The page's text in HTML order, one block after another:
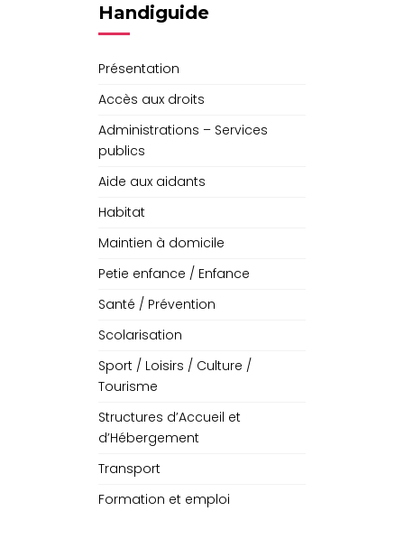
Handiguide
Présentation
Accès aux droits
Administrations – Services
publics
Aide aux aidants
Habitat
Maintien à domicile
Petie enfance / Enfance
Santé / Prévention
Scolarisation
Sport / Loisirs / Culture /
Tourisme
Structures d’Accueil et
d’Hébergement
Transport
Formation et emploi